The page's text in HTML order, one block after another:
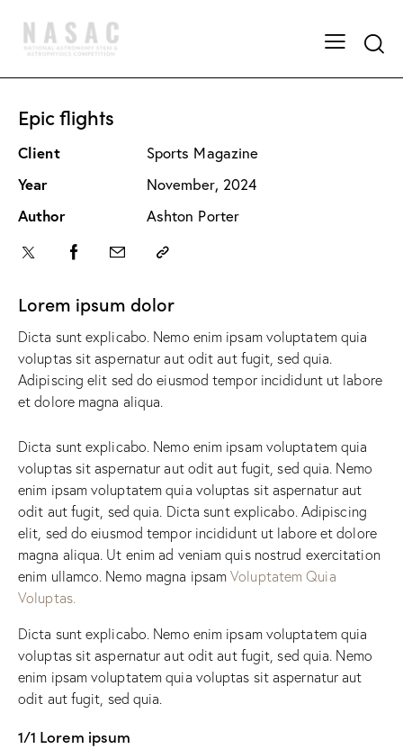
Epic flights
Client
Sports Magazine
Year
November, 2024
Author
Ashton Porter
Lorem ipsum dolor
Dicta sunt explicabo. Nemo enim ipsam voluptatem quia
voluptas sit aspernatur aut odit aut fugit, sed quia.
Adipiscing elit sed do eiusmod tempor incididunt ut labore
et dolore magna aliqua.
Dicta sunt explicabo. Nemo enim ipsam voluptatem quia
voluptas sit aspernatur aut odit aut fugit, sed quia. Nemo
enim ipsam voluptatem quia voluptas sit aspernatur aut
odit aut fugit, sed quia. Dicta sunt explicabo. Adipiscing
elit, sed do eiusmod tempor incididunt ut labore et dolore
magna aliqua. Ut enim ad veniam quis nostrud exercitation
enim ullamco. Nemo magna ipsamVoluptatem Quia
Voluptas.
Dicta sunt explicabo. Nemo enim ipsam voluptatem quia
voluptas sit aspernatur aut odit aut fugit, sed quia. Nemo
enim ipsam voluptatem quia voluptas sit aspernatur aut
odit aut fugit, sed quia.
1/1 Lorem ipsum